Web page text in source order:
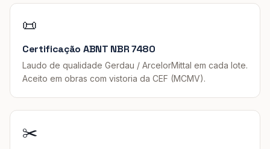
📜
Certificação ABNT NBR 7480
Laudo de qualidade Gerdau / ArcelorMittal em cada lote.
Aceito em obras com vistoria da CEF (MCMV).
✂️